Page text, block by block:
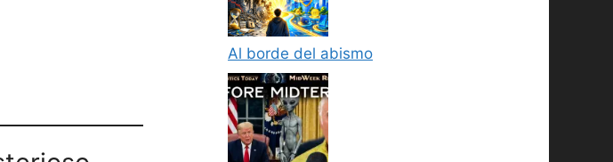
Al borde del abismo